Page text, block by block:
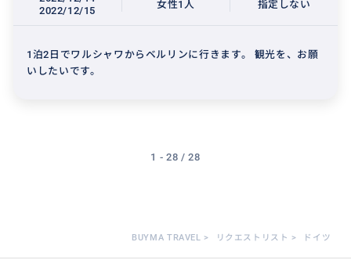
2022/12/15
女性1人 指定しない
1泊2日でワルシャワからベルリンに行きます。 観光を、お願
いしたいです。
1 - 28 / 28
BUYMA TRAVEL > リクエストリスト > ドイツ